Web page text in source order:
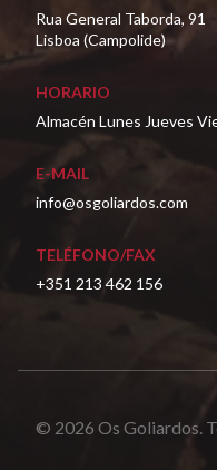
Rua General Taborda, 91
Lisboa (Campolide)
HORARIO
Almacén Lunes Jueves
E-MAIL
info@osgoliardos.com
TELÉFONO/FAX
+351 213 462 156
© 2026 Os Goliardos.